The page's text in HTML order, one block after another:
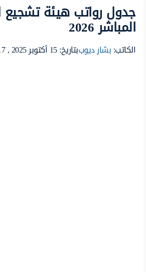
جدول رواتب هيئة تشجيع
المباشر 2026
الكاتب:بشار ديوببتاريخ: 15 أكتوبر 2025 , 14:17